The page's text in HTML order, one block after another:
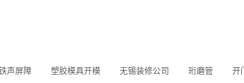
声屏障 塑胶模具开模 无锡装修公司 珩磨管 开